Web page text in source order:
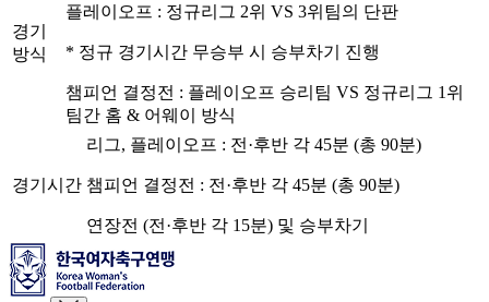
경기
방식
플레이오프 : 정규리그 2위 VS 3위팀의 단판
* 정규 경기시간 무승부 시 승부차기 진행
챔피언 결정전 : 플레이오프 승리팀 VS 정규리그 1위
팀간 홈 & 어웨이 방식
경기시간
리그, 플레이오프 : 전·후반 각 45분 (총 90분)
챔피언 결정전 : 전·후반 각 45분 (총 90분)
연장전 (전·후반 각 15분) 및 승부차기